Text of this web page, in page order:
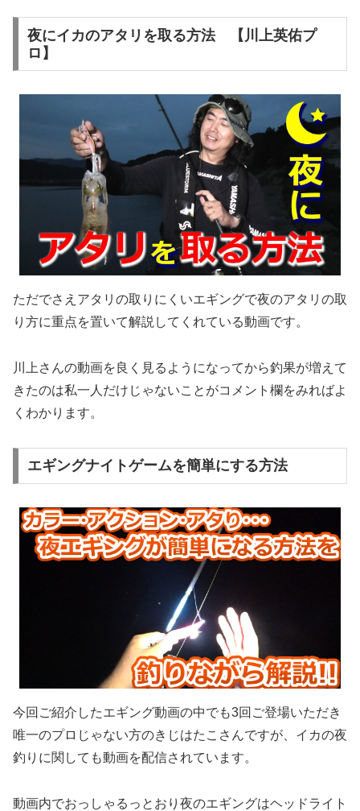
夜にイカのアタリを取る方法 【川上英佑プ
ロ】
ただでさえアタリの取りにくいエギングで夜のアタリの取
り方に重点を置いて解説してくれている動画です。
川上さんの動画を良く見るようになってから釣果が増えて
きたのは私一人だけじゃないことがコメント欄をみればよ
くわかります。
エギングナイトゲームを簡単にする方法
今回ご紹介したエギング動画の中でも3回ご登場いただき
唯一のプロじゃない方のきじはたこさんですが、イカの夜
釣りに関しても動画を配信されています。
動画内でおっしゃるっとおり夜のエギングはヘッドライト